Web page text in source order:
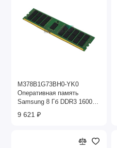
M378B1G73BH0-YK0
Оперативная память
Samsung 8 Гб DDR3 1600
МГц
9 621 ₽